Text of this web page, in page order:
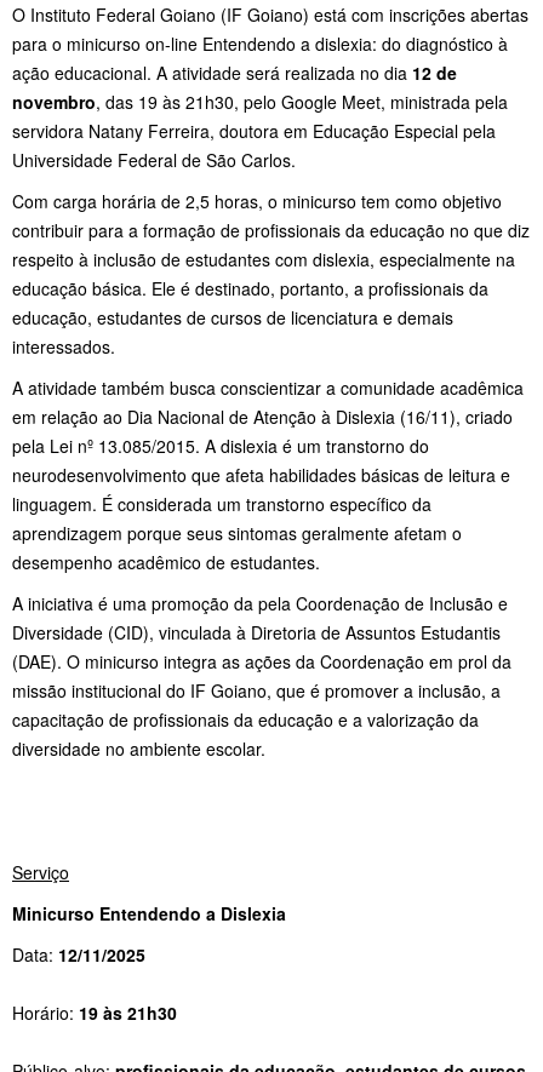
O Instituto Federal Goiano (IF Goiano) está com inscrições abertas
para o minicurso on-line Entendendo a dislexia: do diagnóstico à
ação educacional. A atividade será realizada no dia 12 de
novembro, das 19 às 21h30, pelo Google Meet, ministrada pela
servidora Natany Ferreira, doutora em Educação Especial pela
Universidade Federal de São Carlos.
Com carga horária de 2,5 horas, o minicurso tem como objetivo
contribuir para a formação de profissionais da educação no que diz
respeito à inclusão de estudantes com dislexia, especialmente na
educação básica. Ele é destinado, portanto, a profissionais da
educação, estudantes de cursos de licenciatura e demais
interessados.
A atividade também busca conscientizar a comunidade acadêmica
em relação ao Dia Nacional de Atenção à Dislexia (16/11), criado
pela Lei nº 13.085/2015. A dislexia é um transtorno do
neurodesenvolvimento que afeta habilidades básicas de leitura e
linguagem. É considerada um transtorno específico da
aprendizagem porque seus sintomas geralmente afetam o
desempenho acadêmico de estudantes.
A iniciativa é uma promoção da pela Coordenação de Inclusão e
Diversidade (CID), vinculada à Diretoria de Assuntos Estudantis
(DAE). O minicurso integra as ações da Coordenação em prol da
missão institucional do IF Goiano, que é promover a inclusão, a
capacitação de profissionais da educação e a valorização da
diversidade no ambiente escolar.
Serviço
Minicurso Entendendo a Dislexia
Data: 12/11/2025
Horário: 19 às 21h30